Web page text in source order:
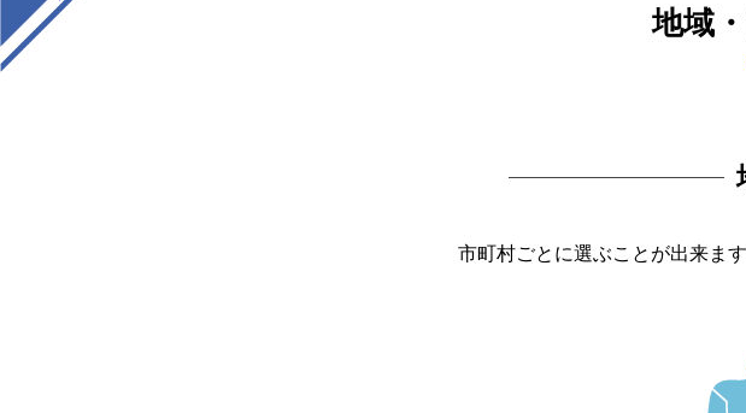
地域
市町村ごとに選ぶことが出来ま